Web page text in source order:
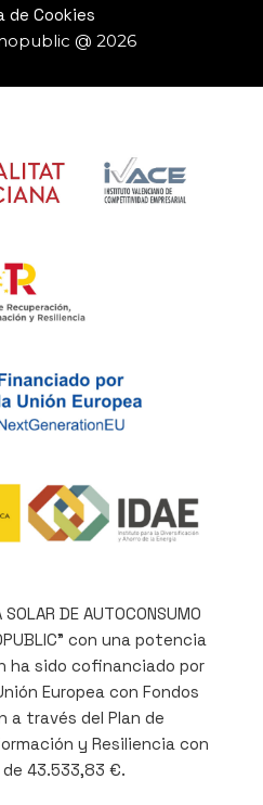
de Cookies
@ 2026
DE AUTOCONSUMO
con una potencia
ha sido cofinanciado por
Europea con Fondos
a través del Plan de
y Resiliencia con
43.533,83 €.